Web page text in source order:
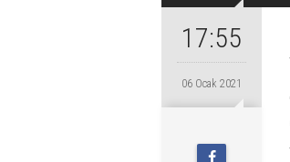
17:55
06 Ocak 2021